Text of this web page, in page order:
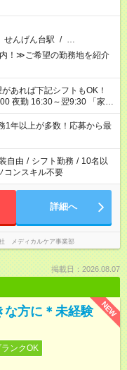
せんげん台駅 / …
！≫ご希望の勤務地を紹介
16:30～翌9:30 「家族
て夕飯の準備がしたい」
、ご希望を教えてください
合計で週40時間を超える場
1年以上が多数！応募から最
自由 / シフト勤務 / 10名以
コンスキル不要
詳細へ
メディカルケア事業部
掲載日：2026.08.07
NEW
な方に＊未経験
ランクOK